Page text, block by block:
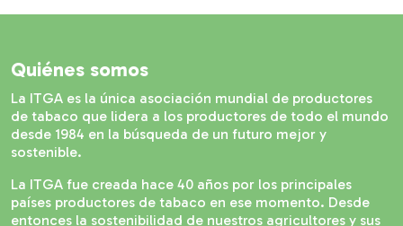
Quiénes somos
La ITGA es la única asociación mundial de productores
de tabaco que lidera a los productores de todo el mundo
desde 1984 en la búsqueda de un futuro mejor y
sostenible.
La ITGA fue creada hace 40 años por los principales
países productores de tabaco en ese momento. Desde
entonces la sostenibilidad de nuestros agricultores y sus